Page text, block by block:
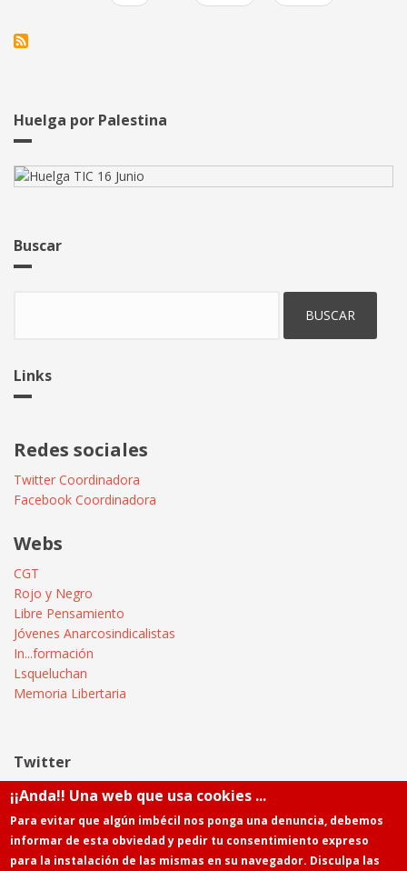
página
página
Huelga por Palestina
Buscar
Links
Redes sociales
Twitter Coordinadora
Facebook Coordinadora
Webs
CGT
Rojo y Negro
Libre Pensamiento
Jóvenes Anarcosindicalistas
In...formación
Lsqueluchan
Memoria Libertaria
Twitter
Tweets by @Informatica_CGT
¡¡Anda!! Una web que usa cookies ...
Para evitar que algún imbécil nos ponga una denuncia, debemos
informar de esta obviedad y pedir tu consentimiento expreso
para la instalación de las mismas en su navegador. Disculpa las